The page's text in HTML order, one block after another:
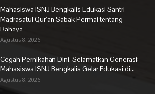
Mahasiswa ISNJ Bengkalis Edukasi Santri
Madrasatul Qur’an Sabak Permai tentang
Bahaya...
Agustus 8, 2026
Cegah Pernikahan Dini, Selamatkan Generasi:
Mahasiswa ISNJ Bengkalis Gelar Edukasi di...
Agustus 8, 2026